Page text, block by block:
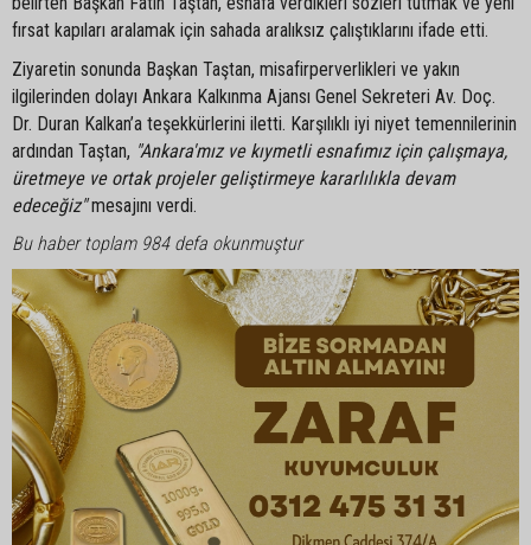
fırsat kapıları aralamak için sahada aralıksız çalıştıklarını ifade etti.
Ziyaretin sonunda Başkan Taştan, misafirperverlikleri ve yakın
ilgilerinden dolayı Ankara Kalkınma Ajansı Genel Sekreteri Av. Doç.
Dr. Duran Kalkan’a teşekkürlerini iletti. Karşılıklı iyi niyet temennilerinin
ardından Taştan, "Ankara'mız ve kıymetli esnafımız için çalışmaya,
üretmeye ve ortak projeler geliştirmeye kararlılıkla devam
edeceğiz"mesajını verdi.
Bu haber toplam 984 defa okunmuştur